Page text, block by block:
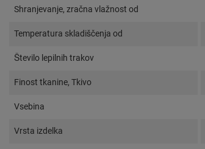
Shranjevanje, zračna vlažnost od
Temperatura skladiščenja od
Število lepilnih trakov
Finost tkanine, Tkivo
Vsebina
Vrsta izdelka